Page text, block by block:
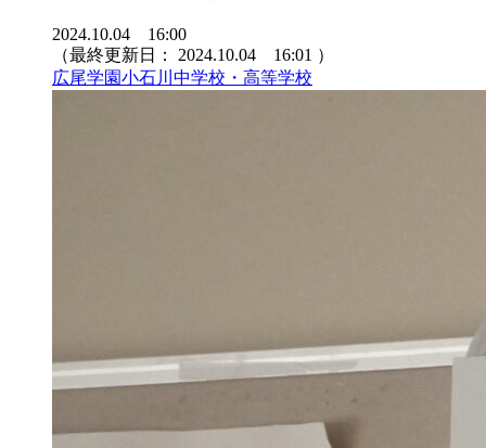
2024.10.04 16:00
（最終更新日： 2024.10.04 16:01 ）
広尾学園小石川中学校・高等学校